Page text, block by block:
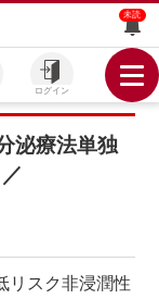
未読
ログイン
泌療法単独
リスク非浸潤性